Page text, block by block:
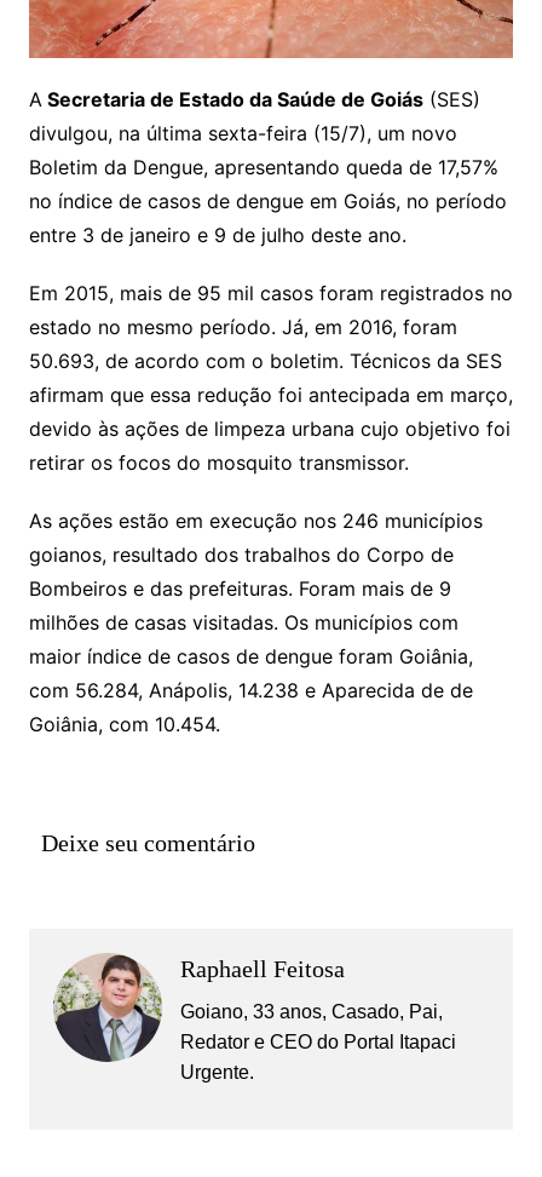
A Secretaria de Estado da Saúde de Goiás(SES)
divulgou, na última sexta-feira (15/7), um novo
Boletim da Dengue, apresentando queda de 17,57%
no índice de casos de dengue em Goiás, no período
entre 3 de janeiro e 9 de julho deste ano.
Em 2015, mais de 95 mil casos foram registrados no
estado no mesmo período. Já, em 2016, foram
50.693, de acordo com o boletim. Técnicos da SES
afirmam que essa redução foi antecipada em março,
devido às ações de limpeza urbana cujo objetivo foi
retirar os focos do mosquito transmissor.
As ações estão em execução nos 246 municípios
goianos, resultado dos trabalhos do Corpo de
Bombeiros e das prefeituras. Foram mais de 9
milhões de casas visitadas. Os municípios com
maior índice de casos de dengue foram Goiânia,
com 56.284, Anápolis, 14.238 e Aparecida de de
Goiânia, com 10.454.
Deixe seu comentário
Raphaell Feitosa
Goiano, 33 anos, Casado, Pai,
Redator e CEO do Portal Itapaci
Urgente.